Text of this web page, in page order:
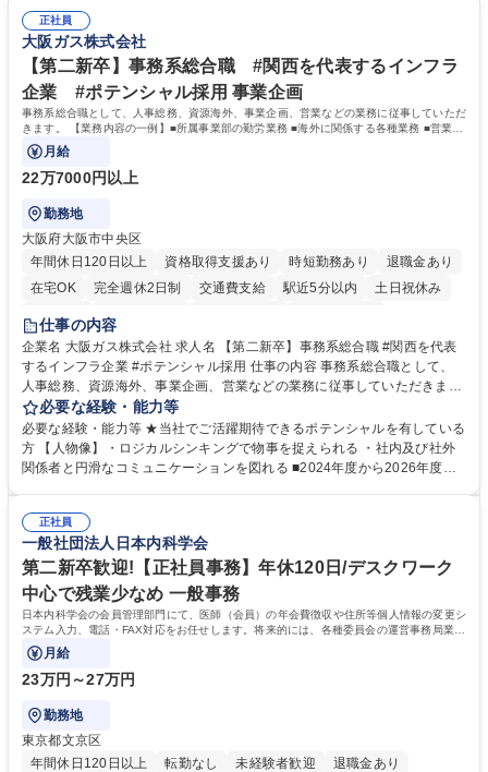
るので安心して入行いただけます。 幅広いキャリアの選択肢があり、公募
や社内副業等を活用し、 一人ひとりが挑戦できるカルチャーが浸透してい
ます。 学歴・資格 学歴：大学院 大学 高専 短大 専修学校 高校 語学力：
資格：
正社員
大阪ガス株式会社
【第二新卒】事務系総合職 #関西を代表するインフラ
企業 #ポテンシャル採用 事業企画
事務系総合職として、人事総務、資源海外、事業企画、営業などの業務に従事していただ
きます。 【業務内容の一例】■所属事業部の勤労業務 ■海外に関係する各種業務 ■営業部
門の企画スタッフ、ルート営業
月給
22万7000円以上
勤務地
大阪府大阪市中央区
年間休日120日以上
資格取得支援あり 時短勤務あり
退職金あり
在宅OK
完全週休2日制 交通費支給 駅近5分以内
土日祝休み
服装自由
第二新卒歓迎
仕事の内容
企業名 大阪ガス株式会社 求人名 【第二新卒】事務系総合職 #関西を代表
するインフラ企業 #ポテンシャル採用 仕事の内容 事務系総合職として、
人事総務、資源海外、事業企画、営業などの業務に従事していただきま
す。 【業務内容の一例】■所属事業部の勤労業務 ■海外に関係する各種業
務 ■営業部門の企画スタッフ、ルート営業 【キャリアパス】入社後の配属
ポジションで一定期間ご活躍頂いた後、本人の適性及び将来のキャリアを
鑑みてジョブローテーションを行います。 【育成】OJTでの現場育成や研
表するインフラ企業 #ポテンシャル採用
必要な経験・能力等
必要な経験・能力等 ★当社でご活躍期待できるポテンシャルを有している
方 【人物像】・ロジカルシンキングで物事を捉えられる ・社内及び社外
関係者と円滑なコミュニケーションを図れる ■2024年度から2026年度ま
72.html ■エネルギーセキュリティの不安定化や気候変動による自然災害の
甚大化など、これまで以上に社会課題解決の重要性が高まっています。
「未来の日常」の創造に向けて持続可能な社会の実現に貢献してまいりま
す。 学歴・資格 学歴：大学院 大学 語学力： 資格：
正社員
一般社団法人日本内科学会
第二新卒歓迎!【正社員事務】年休120日/デスクワーク
中心で残業少なめ 一般事務
日本内科学会の会員管理部門にて、医師（会員）の年会費徴収や住所等個人情報の変更シ
ステム入力、電話・FAX対応をお任せします。将来的には、各種委員会の運営事務局業務
などにも幅広く携わっていただきます。
月給
23万円～27万円
勤務地
東京都文京区
年間休日120日以上
転勤なし 未経験者歓迎
退職金あり